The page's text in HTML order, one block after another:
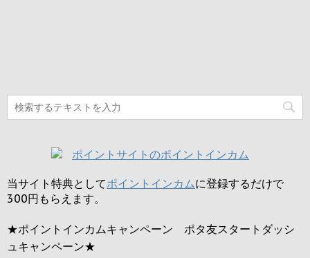
当サイト特典としてポイントインカムに登録するだけで
300円 もらえます。
★ポイントインカムキャンペーン ポタ友スタートダッシ
ュキャンペーン★